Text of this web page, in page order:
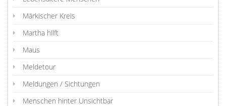
Märkischer Kreis
Martha hilft
Maus
Meldetour
Meldungen / Sichtungen
Menschen hinter Unsichtbar